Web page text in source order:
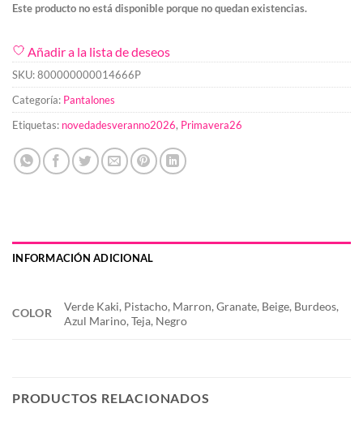
Este producto no está disponible porque no quedan existencias.
Añadir a la lista de deseos
SKU:800000000014666P
Categoría: Pantalones
Etiquetas: novedadesveranno2026, Primavera26
INFORMACIÓN ADICIONAL
COLOR
Verde Kaki, Pistacho, Marron, Granate, Beige, Burdeos,
Azul Marino, Teja, Negro
PRODUCTOS RELACIONADOS